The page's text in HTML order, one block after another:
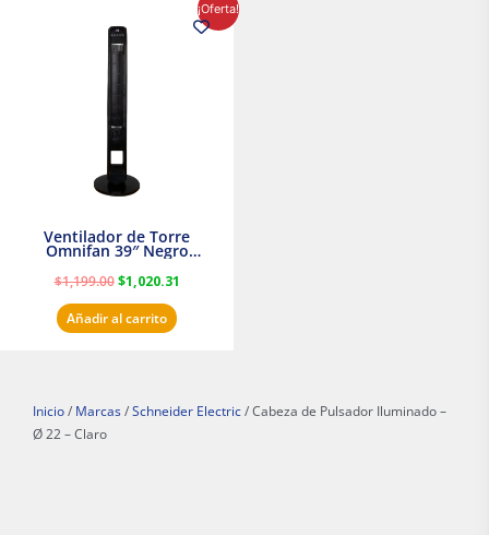
¡Oferta!
Ventilador de Torre
Omnifan 39″ Negro
$1,199.00
original
era:
$1,020.31
precio
actual
Añadir al carrito
Inicio / Marcas / Schneider Electric / Cabeza de Pulsador Iluminado –
Ø 22 – Claro